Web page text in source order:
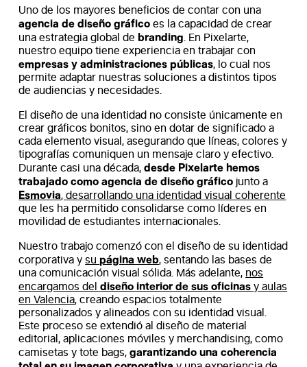
Uno de los mayores beneficios de contar con una
agencia de diseño gráfico es la capacidad de crear
una estrategia global de branding. En Pixelarte,
nuestro equipo tiene experiencia en trabajar con
empresas y administraciones públicas, lo cual nos
permite adaptar nuestras soluciones a distintos tipos
de audiencias y necesidades.
El diseño de una identidad no consiste únicamente en
crear gráficos bonitos, sino en dotar de significado a
cada elemento visual, asegurando que líneas, colores y
tipografías comuniquen un mensaje claro y efectivo.
Durante casi una década,desde Pixelarte hemos
trabajado como agencia de diseño gráfico junto a
Esmovia, desarrollando una identidad visual coherente
que les ha permitido consolidarse como líderes en
movilidad de estudiantes internacionales.
Nuestro trabajo comenzó con el diseño de su identidad
corporativa ysupágina web, sentando las bases de
una comunicación visual sólida. Más adelante, nos
encargamos deldiseño interior de sus oficinasy aulas
en Valencia, creando espacios totalmente
personalizados y alineados con su identidad visual.
Este proceso se extendió al diseño de material
editorial, aplicaciones móviles y merchandising, como
camisetas y tote bags,garantizando una coherencia